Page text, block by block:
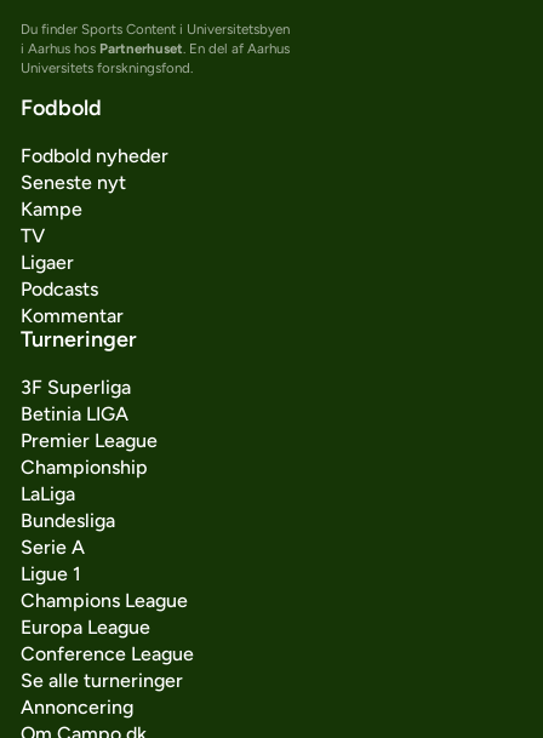
Du finder Sports Content i Universitetsbyen
i Aarhus hos Partnerhuset. En del af Aarhus
Universitets forskningsfond.
Fodbold
Fodbold nyheder
Seneste nyt
Kampe
TV
Ligaer
Podcasts
Kommentar
Turneringer
3F Superliga
Betinia LIGA
Premier League
Championship
LaLiga
Bundesliga
Serie A
Ligue 1
Champions League
Europa League
Conference League
Se alle turneringer
Annoncering